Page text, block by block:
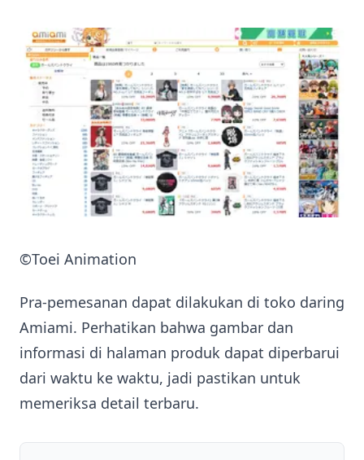
©Toei Animation
Pra-pemesanan dapat dilakukan di toko daring
Amiami. Perhatikan bahwa gambar dan
informasi di halaman produk dapat diperbarui
dari waktu ke waktu, jadi pastikan untuk
memeriksa detail terbaru.